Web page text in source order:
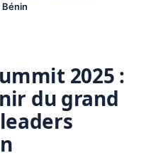
2025 :
du grand